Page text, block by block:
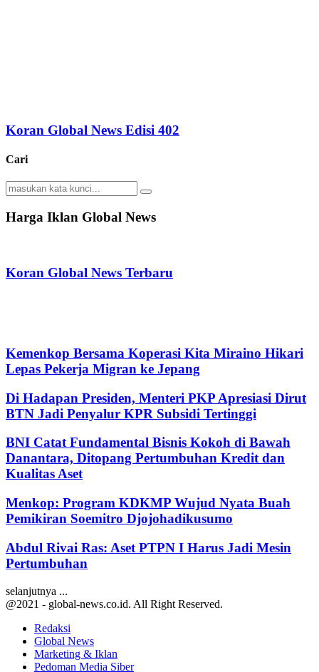
Koran Global News Edisi 402
Cari
Search
for:
Search
Harga Iklan Global News
Koran Global News Terbaru
Kemenkop Bersama Koperasi Kita Miraino Hikari
Lepas Pekerja Migran ke Jepang
Di Hadapan Presiden, Menteri PKP Apresiasi Dirut
BTN Jadi Penyalur KPR Subsidi Tertinggi
BNI Catat Fundamental Bisnis Kokoh di Bawah
Danantara, Ditopang Pertumbuhan Kredit dan
Kualitas Aset
Menkop: Program KDKMP Wujud Nyata Buah
Pemikiran Soemitro Djojohadikusumo
Abdul Rivai Ras: Aset PTPN I Harus Jadi Mesin
Pertumbuhan
selanjutnya ...
@2021 - global-news.co.id. All Right Reserved.
Redaksi
Global News
Marketing & Iklan
Pedoman Media Siber